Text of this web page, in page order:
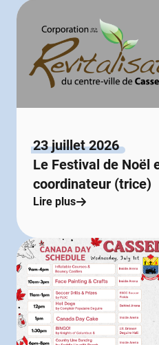
23 juillet 2026
Le Festival de Noël
coordinateur (trice)
Lire plus